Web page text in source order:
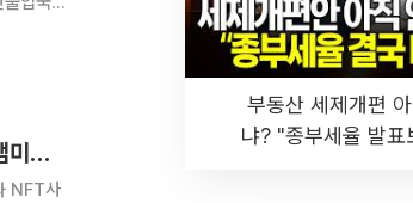
스카이이앤엠, 엘디스토리 인수로 국내 최대 엔터기획사 탄생…초록뱀미디어 시너지 기대
NFT사
부동산 세제개편
냐? "종부세율 발표